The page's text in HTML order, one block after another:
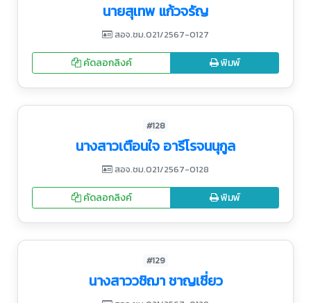
นายสุเทพ แก้วจรัญ
สอจ.ชม.021/2567-0127
คัดลอกลิงค์ พิมพ์
#128
นางสาวเตือนใจ อารีโรจนนุกูล
สอจ.ชม.021/2567-0128
คัดลอกลิงค์ พิมพ์
#129
นางสาววชิฌา ชาญเชี่ยว